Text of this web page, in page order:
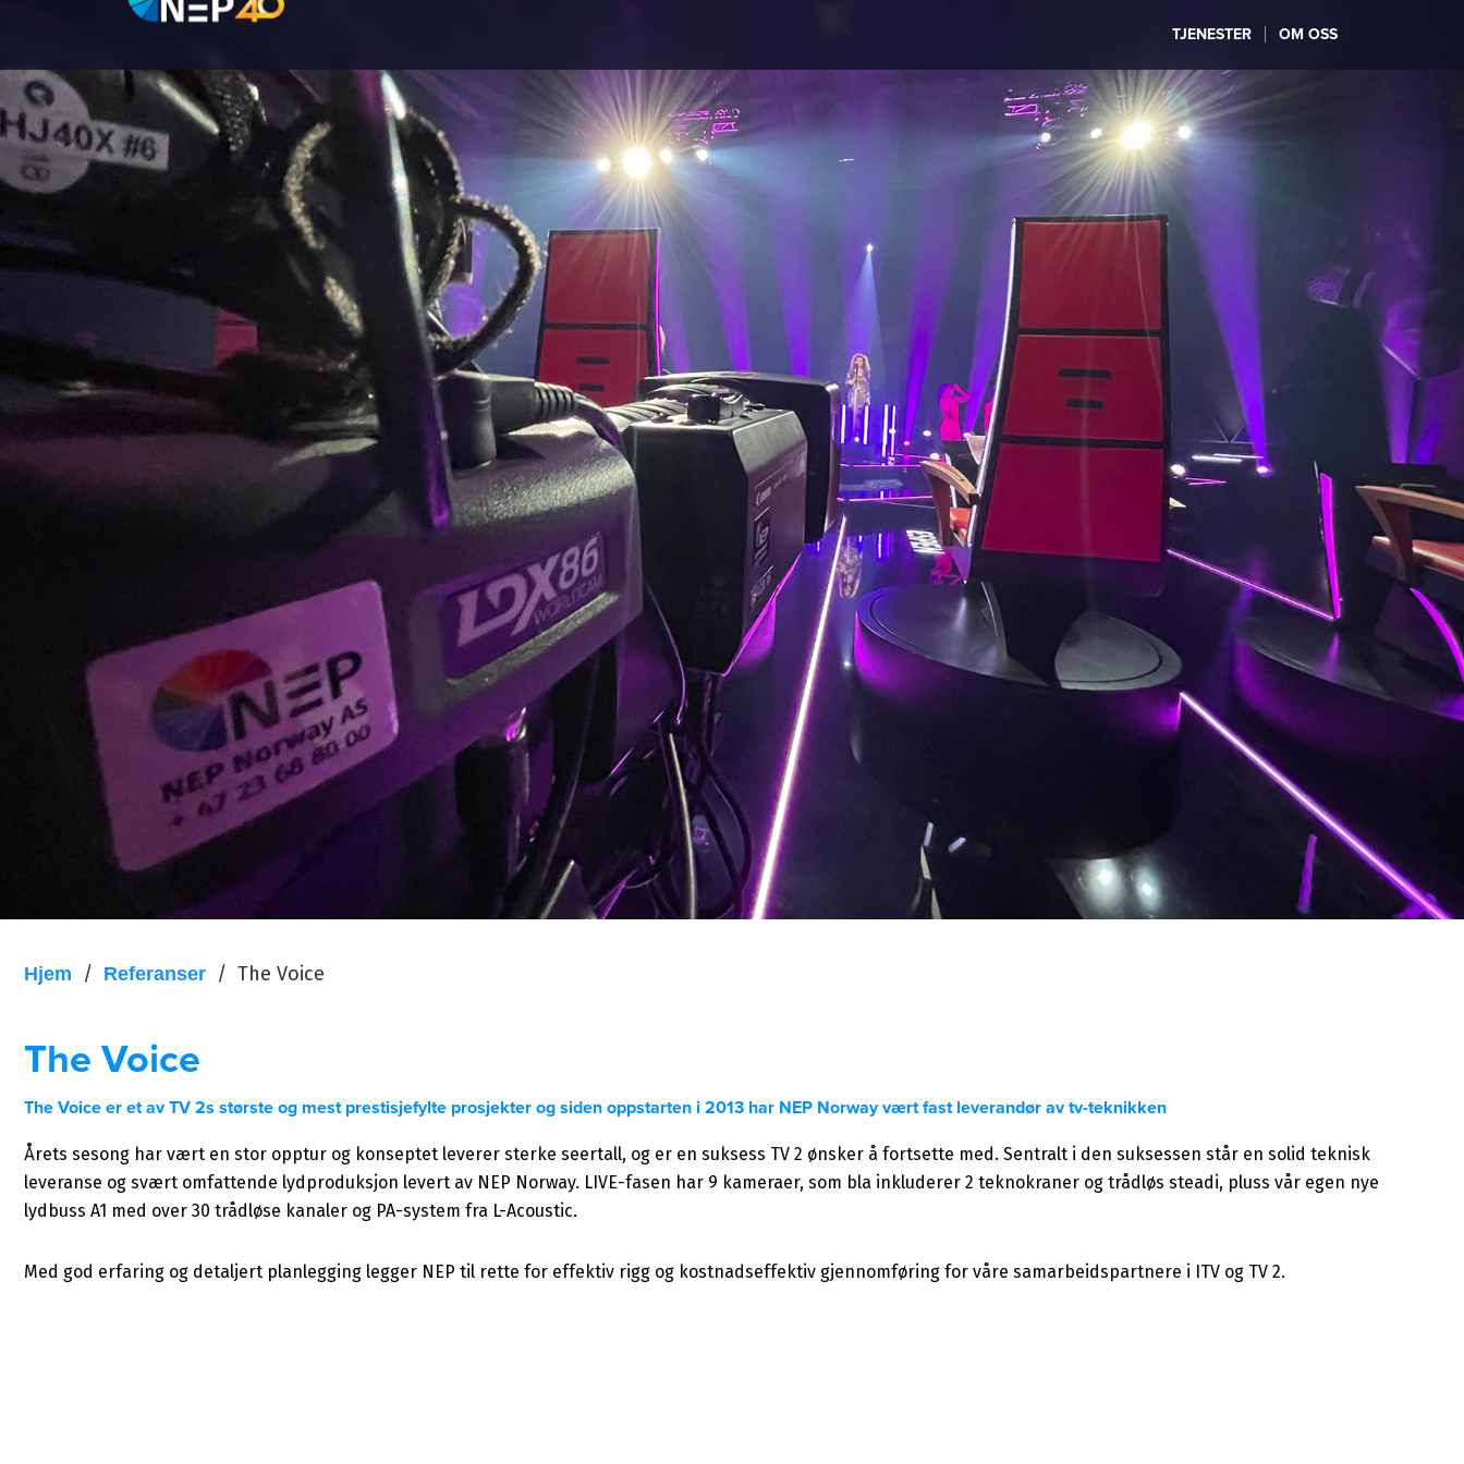
TJENESTER OM OSS
Hjem / Referanser / The Voice
The Voice
The Voice er et av TV 2s største og mest prestisjefylte prosjekter og siden oppstarten i 2013 har NEP Norway vært fast leverandør av tv-teknikken
Årets sesong har vært en stor opptur og konseptet leverer sterke seertall, og er en suksess TV 2 ønsker å fortsette med. Sentralt i den suksessen står en solid teknisk
leveranse og svært omfattende lydproduksjon levert av NEP Norway. LIVE-fasen har 9 kameraer, som bla inkluderer 2 teknokraner og trådløs steadi, pluss vår egen nye
lydbuss A1 med over 30 trådløse kanaler og PA-system fra L-Acoustic.
Med god erfaring og detaljert planlegging legger NEP til rette for effektiv rigg og kostnadseffektiv gjennomføring for våre samarbeidspartnere i ITV og TV 2.